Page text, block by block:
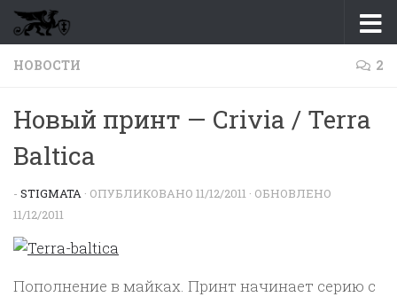
Перейти к содержимому
НОВОСТИ 2
Новый принт — Crivia / Terra
Baltica
- STIGMATA · ОПУБЛИКОВАНО 11/12/2011 · ОБНОВЛЕНО
11/12/2011
Пополнение в майках. Принт начинает серию с